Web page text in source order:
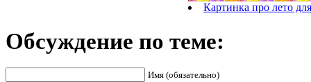
Картинка про лето
Обсуждение по теме:
Имя (обязательно)